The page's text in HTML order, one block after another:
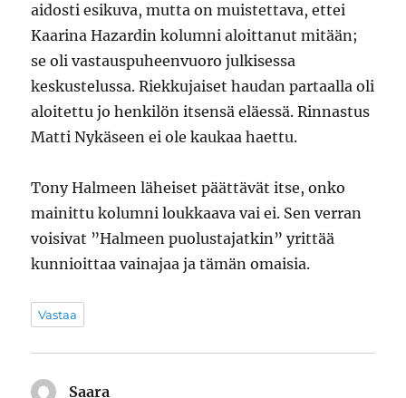
aidosti esikuva, mutta on muistettava, ettei
Kaarina Hazardin kolumni aloittanut mitään;
se oli vastauspuheenvuoro julkisessa
keskustelussa. Riekkujaiset haudan partaalla oli
aloitettu jo henkilön itsensä eläessä. Rinnastus
Matti Nykäseen ei ole kaukaa haettu.
Tony Halmeen läheiset päättävät itse, onko
mainittu kolumni loukkaava vai ei. Sen verran
voisivat ”Halmeen puolustajatkin” yrittää
kunnioittaa vainajaa ja tämän omaisia.
Vastaa
Saara